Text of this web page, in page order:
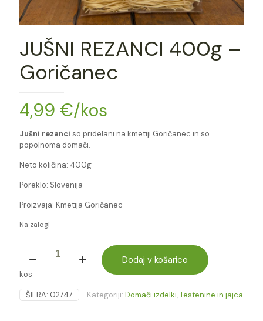
JUŠNI REZANCI 400g –
Goričanec
4,99 €/kos
Jušni rezanci so pridelani na kmetiji Goričanec in so
popolnoma domači.
Neto količina: 400g
Poreklo: Slovenija
Proizvaja: Kmetija Goričanec
Na zalogi
-
Goričanec
količina
kos
Dodaj v košarico
ŠIFRA: 02747 Kategoriji: Domači izdelki,Testenine in jajca